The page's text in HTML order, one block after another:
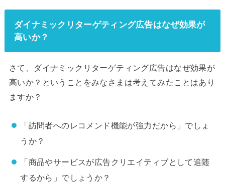
ダイナミックリターゲティング広告はなぜ効果が
高いか？
さて、ダイナミックリターゲティング広告はなぜ効果が
高いか？ということをみなさまは考えてみたことはあり
ますか？
「訪問者へのレコメンド機能が強力だから」でしょ
うか？
「商品やサービスが広告クリエイティブとして追随
するから」でしょうか？